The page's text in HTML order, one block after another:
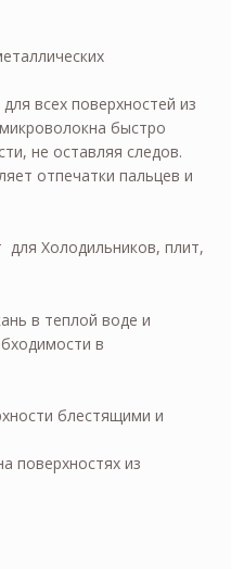
всех поверхностей из
быстро
не оставляя следов.
отпечатки пальцев и
для Холодильников, плит,
в теплой воде и
в
блестящими и
поверхностях из